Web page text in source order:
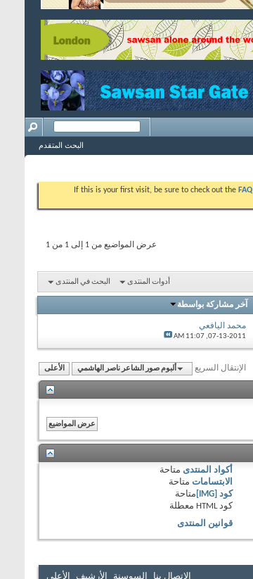
البحث المتقدم
If this is your first visit, be sure to check out the FAQ
عرض المواضيع من 1 إلى 1 من 1
أدوات المنتدى البحث في المنتدى
آخر مشاركة بواسطة
محمد اليافعي
07-13-2011,
11:07 AM
الإنتقال السريع ألبوم صور الشاعر ناصر الهاشمي الأعلى
أكواد المنتدى متاحة
الابتسامات متاحة
كود [IMG]
متاحة
كود HTML
معطلة
قوانين المنتدى
الاتصال بنا السوسنة الأرشيف الأعلى